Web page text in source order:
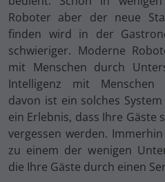
Roboter aber der neue
finden wird in der
schwieriger. Moderne
mit Menschen durch
Intelligenz mit Menschen
davon ist ein solches
ein Erlebnis, dass Ihre Gäste
vergessen werden.
zu einem der wenigen
die Ihre Gäste durch einen